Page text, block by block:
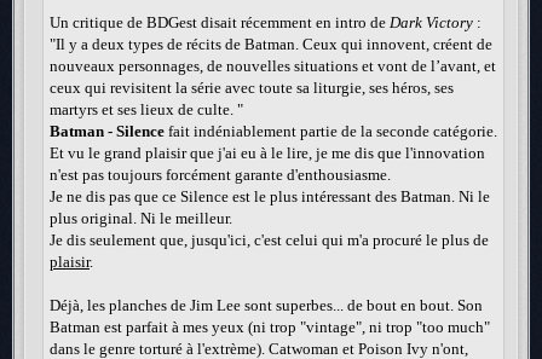
Un critique de BDGest disait récemment en intro de Dark Victory :
"Il y a deux types de récits de Batman. Ceux qui innovent, créent de
nouveaux personnages, de nouvelles situations et vont de l’avant, et
ceux qui revisitent la série avec toute sa liturgie, ses héros, ses
martyrs et ses lieux de culte. "
Batman - Silence fait indéniablement partie de la seconde catégorie.
Et vu le grand plaisir que j'ai eu à le lire, je me dis que l'innovation
n'est pas toujours forcément garante d'enthousiasme.
Je ne dis pas que ce Silence est le plus intéressant des Batman. Ni le
plus original. Ni le meilleur.
Je dis seulement que, jusqu'ici, c'est celui qui m'a procuré le plus de
plaisir.
Déjà, les planches de Jim Lee sont superbes... de bout en bout. Son
Batman est parfait à mes yeux (ni trop "vintage", ni trop "too much"
dans le genre torturé à l'extrème). Catwoman et Poison Ivy n'ont,